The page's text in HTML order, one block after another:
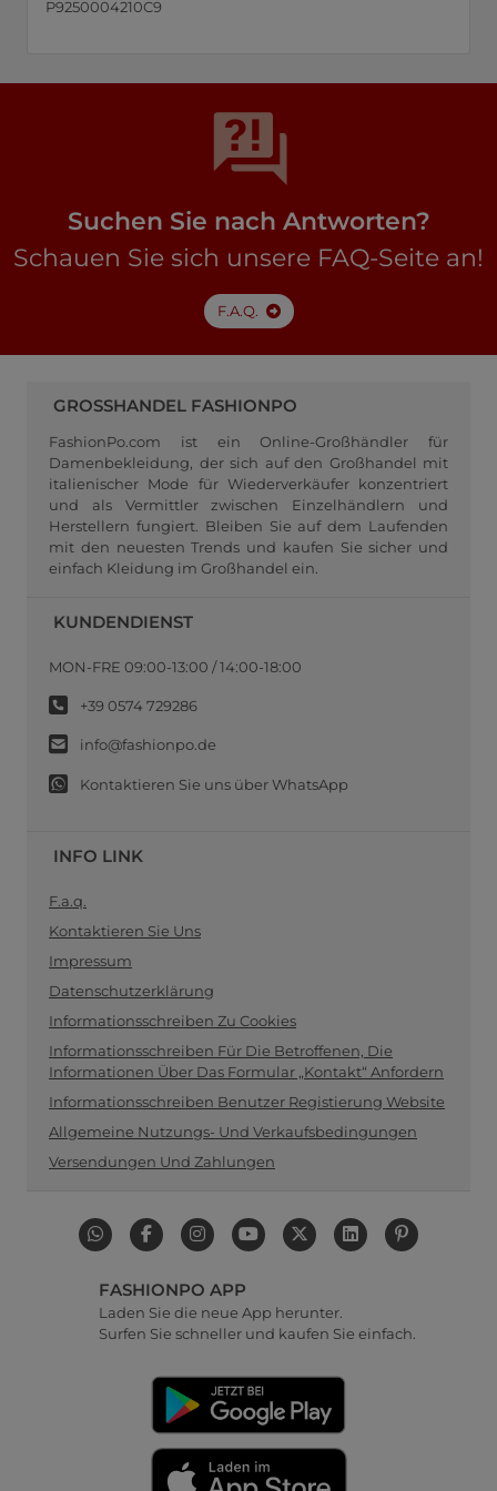
P9250004210C9
Suchen Sie nach Antworten?
Schauen Sie sich unsere FAQ-Seite an!
F.A.Q.
GROSSHANDEL FASHIONPO
FashionPo.com ist ein Online-Großhändler für
Damenbekleidung, der sich auf den Großhandel mit
italienischer Mode für Wiederverkäufer konzentriert
und als Vermittler zwischen Einzelhändlern und
Herstellern fungiert. Bleiben Sie auf dem Laufenden
mit den neuesten Trends und kaufen Sie sicher und
einfach Kleidung im Großhandel ein.
KUNDENDIENST
MON-FRE 09:00-13:00 / 14:00-18:00
+39 0574 729286
info@fashionpo.de
Kontaktieren Sie uns über WhatsApp
INFO LINK
F.a.q.
Kontaktieren Sie Uns
Impressum
Datenschutzerklärung
Informationsschreiben Zu Cookies
Informationsschreiben Für Die Betroffenen, Die
Informationen Über Das Formular „Kontakt“ Anfordern
Informationsschreiben Benutzer Registierung Website
Allgemeine Nutzungs- Und Verkaufsbedingungen
Versendungen Und Zahlungen
FASHIONPO APP
Laden Sie die neue App herunter.
Surfen Sie schneller und kaufen Sie einfach.